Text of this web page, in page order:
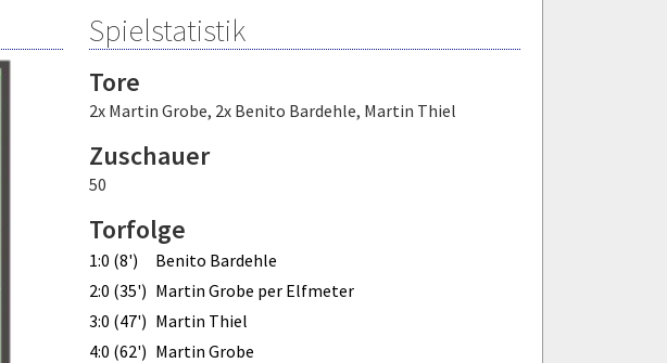
Spielstatistik
Tore
2x Martin Grobe, 2x Benito Bardehle, Martin Thiel
Zuschauer
50
Torfolge
1:0 (8')
Benito Bardehle
2:0 (35') Martin Grobe per Elfmeter
3:0 (47') Martin Thiel
4:0 (62') Martin Grobe